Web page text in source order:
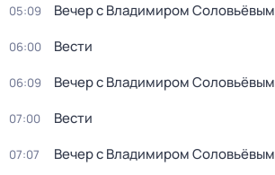
05:09 Вечер с Владимиром Соловьёвым
06:00 Вести
06:09 Вечер с Владимиром Соловьёвым
07:00 Вести
07:07 Вечер с Владимиром Соловьёвым